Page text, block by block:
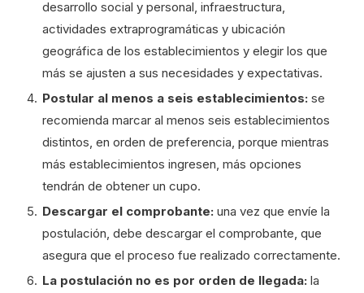
desarrollo social y personal, infraestructura,
actividades extraprogramáticas y ubicación
geográfica de los establecimientos y elegir los que
más se ajusten a sus necesidades y expectativas.
Postular al menos a seis establecimientos: se
recomienda marcar al menos seis establecimientos
distintos, en orden de preferencia, porque mientras
más establecimientos ingresen, más opciones
tendrán de obtener un cupo.
Descargar el comprobante: una vez que envíe la
postulación, debe descargar el comprobante, que
asegura que el proceso fue realizado correctamente.
La postulación no es por orden de llegada: la